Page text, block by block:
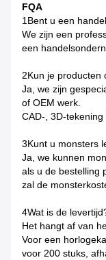
FQA
1Bent u een
We zijn een
een
2Kun je producten
Ja, we zijn
of OEM werk.
CAD-, 3D-tekening
3Kunt u monsters
Ja, we kunnen
als u de bestelling
zal de
4Wat is de
Het hangt af van
Voor een
voor 200 stuks,